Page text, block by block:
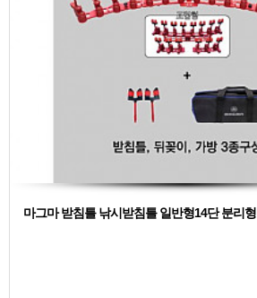
마그마 받침틀 낚시받침틀 일반형14단 분리형